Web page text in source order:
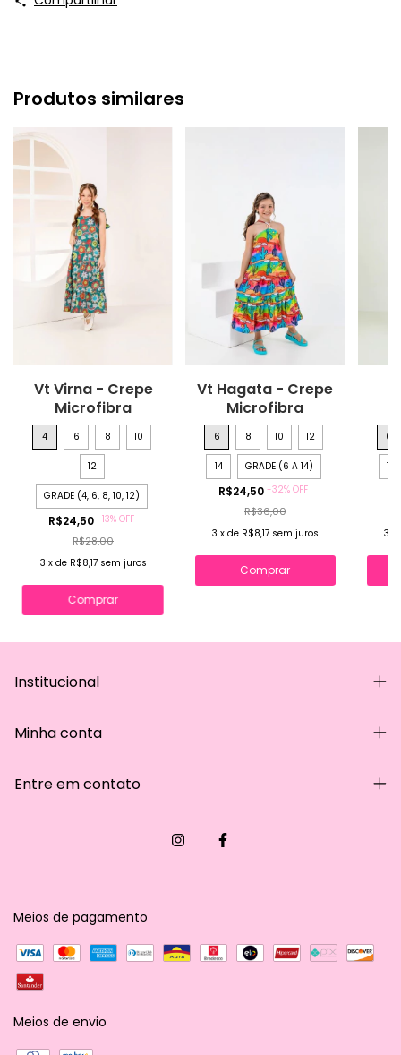
Produtos similares
Vt Virna - Crepe
Microfibra
4 6 8 10
12
GRADE (4, 6, 8, 10, 12)
R$24,50 -13% OFF
R$28,00
3 x de R$8,17 sem juros
Comprar
Vt Hagata - Crepe
Microfibra
6 8 10 12
14 GRADE (6 A 14)
R$24,50-32%OFF
R$36,00
3 x de R$8,17 sem juros
Comprar
6
14
3
Institucional
Minha conta
Entre em contato
Meios de pagamento
Meios de envio